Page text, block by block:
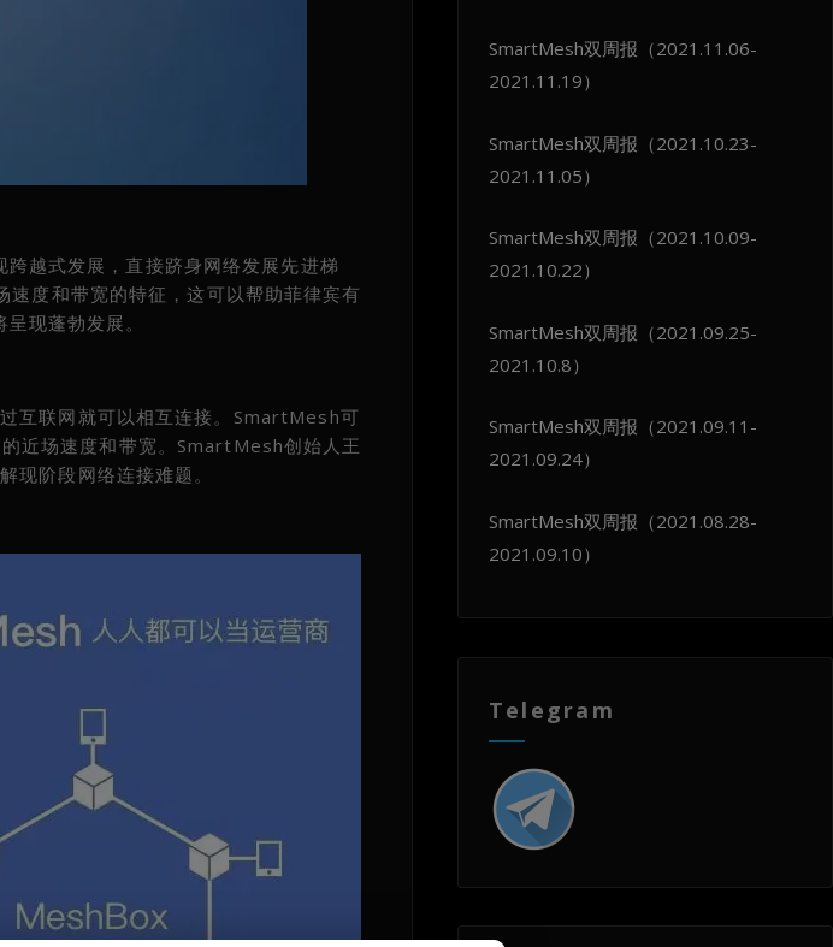
越式发展，直接跻身网络发展先进梯
度和带宽的特征，这可以帮助菲律宾有
现蓬勃发展。
互联网就可以相互连接。SmartMesh可
近场速度和带宽。SmartMesh创始人王
现阶段网络连接难题。
SmartMesh双周报（2021.11.06-
2021.11.19）
SmartMesh双周报（2021.10.23-
2021.11.05）
SmartMesh双周报（2021.10.09-
2021.10.22）
SmartMesh双周报（2021.09.25-
2021.10.8）
SmartMesh双周报（2021.09.11-
2021.09.24）
SmartMesh双周报（2021.08.28-
2021.09.10）
Telegram